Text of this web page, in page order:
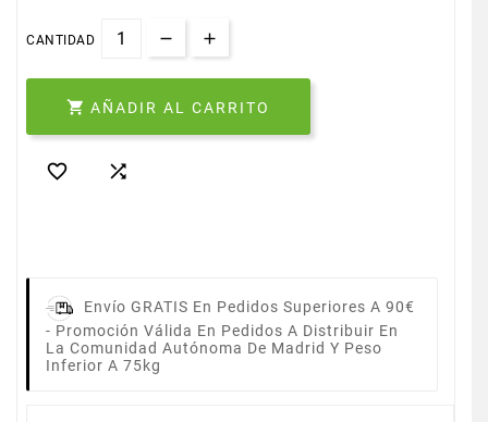
CANTIDAD
 AÑADIR AL CARRITO
 
Envío GRATIS En Pedidos Superiores A 90€
- Promoción Válida En Pedidos A Distribuir En
La Comunidad Autónoma De Madrid Y Peso
Inferior A 75kg